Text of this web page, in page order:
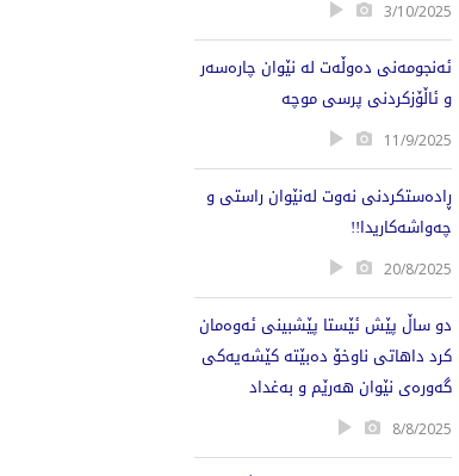
3/10/2025
ئەنجومەنی دەوڵەت لە نێوان چارەسەر
و ئاڵۆزکردنی پرسی موچە
11/9/2025
ڕادەستكردنی نەوت لەنێوان راستی و
چەواشەكاریدا!!
20/8/2025
دو ساڵ پێش ئێستا پێشبینی ئەوەمان
كرد داهاتی ناوخۆ دەبێتە كێشەیەكی
گەورەی نێوان هەرێم و بەغداد
8/8/2025